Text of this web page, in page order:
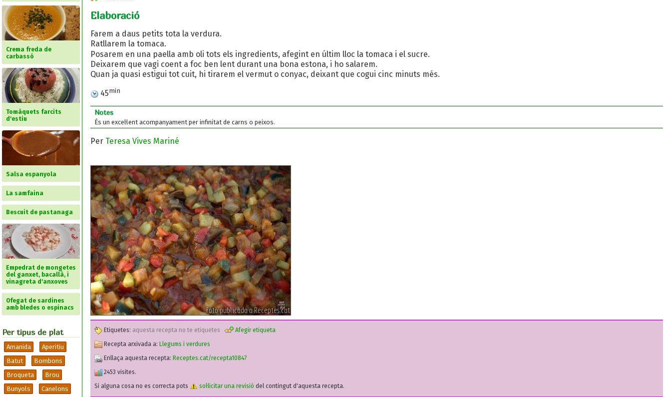
Crema freda de
carbassó
Tomàquets farcits
d'estiu
Salsa espanyola
La samfaina
Bescuit de pastanaga
Empedrat de mongetes
del ganxet, bacallà, i
vinagreta d'anxoves
Ofegat de sardines
amb bledes o espinacs
Per tipus de plat
Amanida
Aperitiu
Batut
Bombons
Broqueta
Brou
Bunyols
Canelons
Elaboració
Farem a daus petits tota la verdura.
Ratllarem la tomaca.
Posarem en una paella amb oli tots els ingredients, afegint en últim lloc la tomaca i el sucre.
Deixarem que vagi coent a foc ben lent durant una bona estona, i ho salarem.
Quan ja quasi estigui tot cuit, hi tirarem el vermut o conyac, deixant que cogui cinc minuts més.
45min
Notes
És un excel·lent acompanyament per infinitat de carns o peixos.
Per Teresa Vives Mariné
Etiquetes: aquesta recepta no te etiquetes
Afegir etiqueta
Recepta arxivada a: Llegums i verdures
Enllaça aquesta recepta: Receptes.cat/recepta10847
2453 visites.
Si alguna cosa no es correcta pots
sol·licitar una revisió del contingut d'aquesta recepta.